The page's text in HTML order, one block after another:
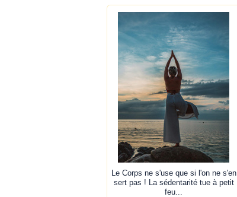
Le Corps ne s'use que si l'on ne s'en
sert pas ! La sédentarité tue à petit
feu...